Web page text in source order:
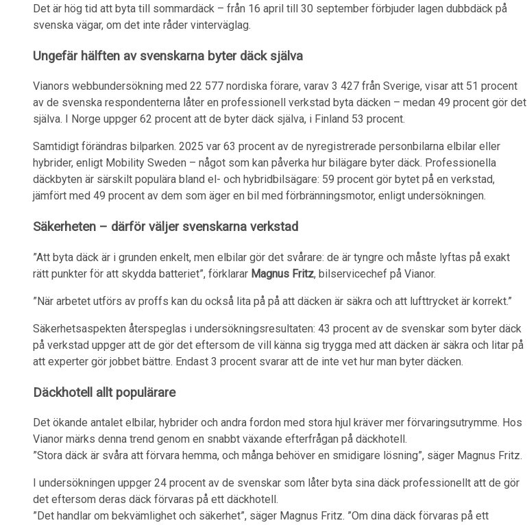
Det är hög tid att byta till sommardäck – från 16 april till 30 september förbjuder lagen dubbdäck på
svenska vägar, om det inte råder vinterväglag.
Ungefär hälften av svenskarna byter däck själva
Vianors webbundersökning med 22 577 nordiska förare, varav 3 427 från Sverige, visar att 51 procent
av de svenska respondenterna låter en professionell verkstad byta däcken – medan 49 procent gör det
själva. I Norge uppger 62 procent att de byter däck själva, i Finland 53 procent.
Samtidigt förändras bilparken. 2025 var 63 procent av de nyregistrerade personbilarna elbilar eller
hybrider, enligt Mobility Sweden – något som kan påverka hur bilägare byter däck. Professionella
däckbyten är särskilt populära bland el- och hybridbilsägare: 59 procent gör bytet på en verkstad,
jämfört med 49 procent av dem som äger en bil med förbränningsmotor, enligt undersökningen.
Säkerheten – därför väljer svenskarna verkstad
”Att byta däck är i grunden enkelt, men elbilar gör det svårare: de är tyngre och måste lyftas på exakt
rätt punkter för att skydda batteriet”, förklarar Magnus Fritz, bilservicechef på Vianor.
”När arbetet utförs av proffs kan du också lita på på att däcken är säkra och att lufttrycket är korrekt.”
Säkerhetsaspekten återspeglas i undersökningsresultaten: 43 procent av de svenskar som byter däck
på verkstad uppger att de gör det eftersom de vill känna sig trygga med att däcken är säkra och litar på
att experter gör jobbet bättre. Endast 3 procent svarar att de inte vet hur man byter däcken.
Däckhotell allt populärare
Det ökande antalet elbilar, hybrider och andra fordon med stora hjul kräver mer förvaringsutrymme. Hos
Vianor märks denna trend genom en snabbt växande efterfrågan på däckhotell.
”Stora däck är svåra att förvara hemma, och många behöver en smidigare lösning”, säger Magnus Fritz.
I undersökningen uppger 24 procent av de svenskar som låter byta sina däck professionellt att de gör
det eftersom deras däck förvaras på ett däckhotell.
”Det handlar om bekvämlighet och säkerhet”, säger Magnus Fritz. ”Om dina däck förvaras på ett